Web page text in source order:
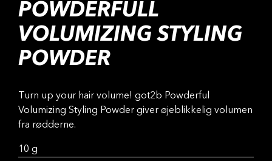
POWDERFULL
VOLUMIZING STYLING
POWDER
Turn up your hair volume! got2b Powderful
Volumizing Styling Powder giver øjeblikkelig volumen
fra rødderne.
10 g